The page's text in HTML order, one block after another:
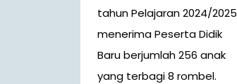
tahun Pelajaran 2024/2025
menerima Peserta Didik
Baru berjumlah 256 anak
yang terbagi 8 rombel.